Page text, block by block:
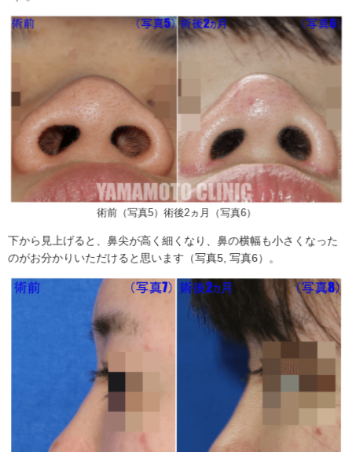
術前（写真5）術後2ヵ月（写真6）
下から見上げると、鼻尖が高く細くなり、鼻の横幅も小さくなった
のがお分かりいただけると思います（写真5, 写真6）。